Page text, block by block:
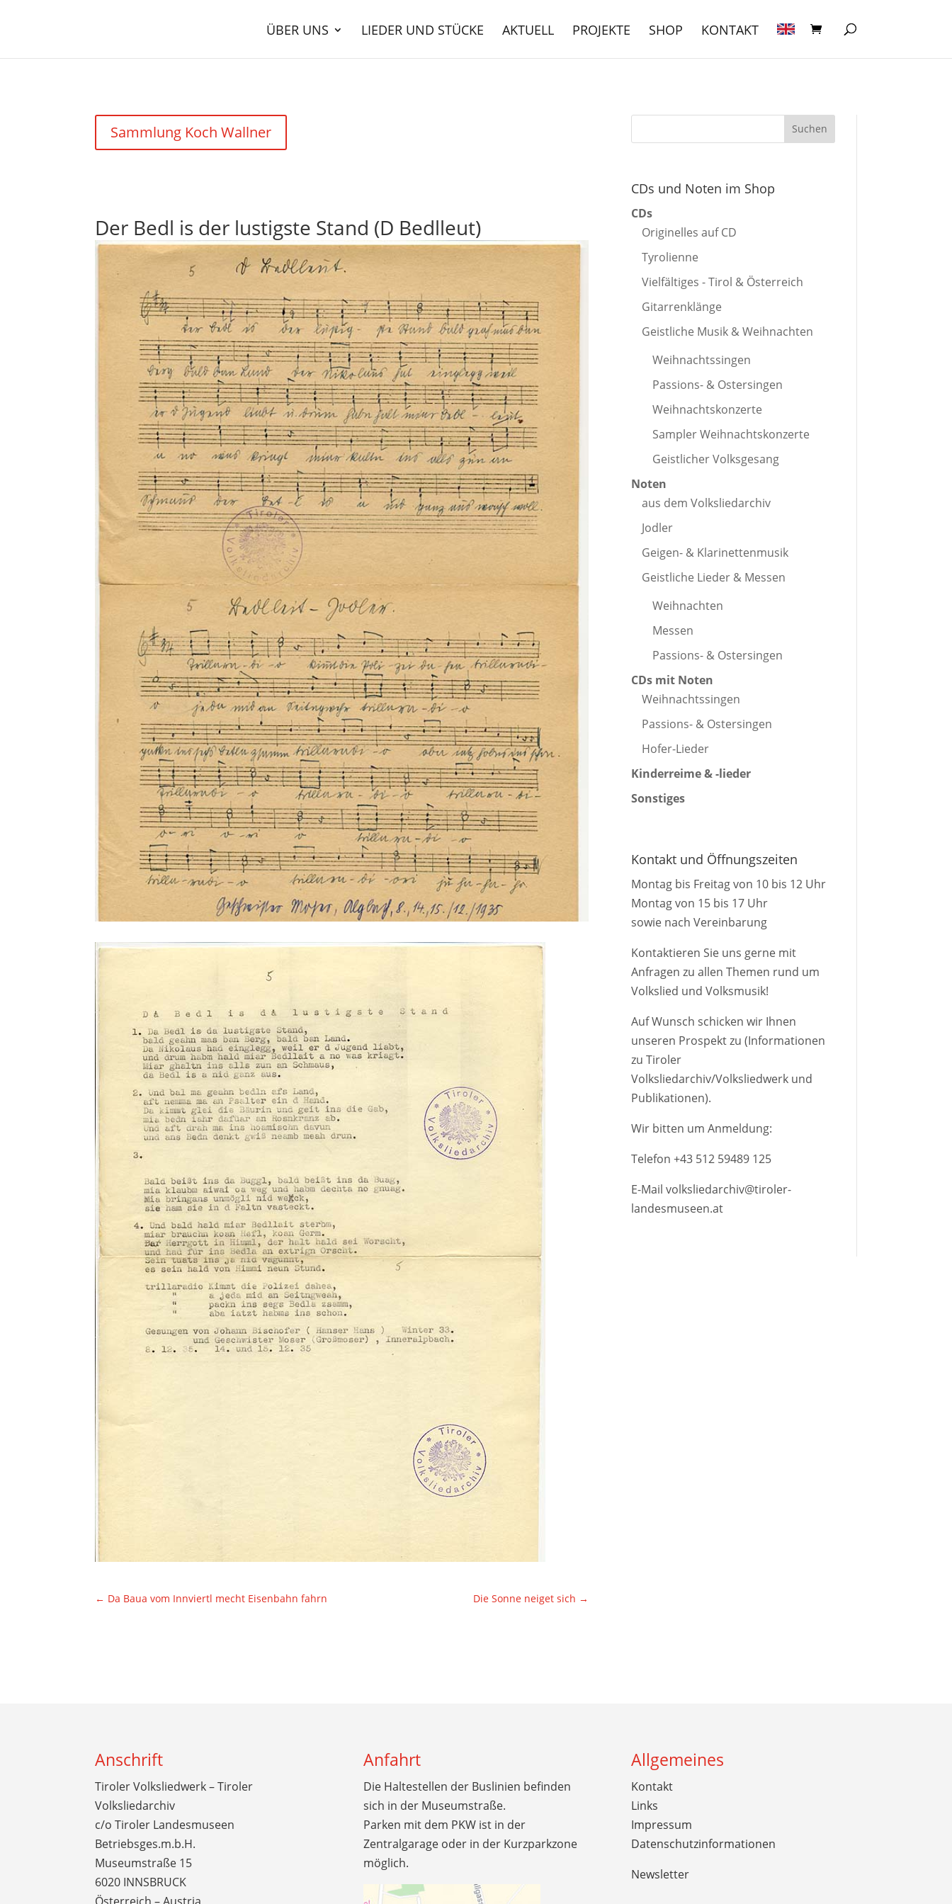
ÜBER UNS LIEDER UND STÜCKE AKTUELL PROJEKTE SHOP KONTAKT
Sammlung Koch Wallner
Der Bedl is der lustigste Stand (D Bedlleut)
← Da Baua vom Innviertl mecht Eisenbahn fahrn Die Sonne neiget sich →
CDs und Noten im Shop
CDs
Originelles auf CD
Tyrolienne
Vielfältiges - Tirol & Österreich
Gitarrenklänge
Geistliche Musik & Weihnachten
Weihnachtssingen
Passions- & Ostersingen
Weihnachtskonzerte
Sampler Weihnachtskonzerte
Geistlicher Volksgesang
Noten
aus dem Volksliedarchiv
Jodler
Geigen- & Klarinettenmusik
Geistliche Lieder & Messen
Weihnachten
Messen
Passions- & Ostersingen
CDs mit Noten
Weihnachtssingen
Passions- & Ostersingen
Hofer-Lieder
Kinderreime & -lieder
Sonstiges
Kontakt und Öffnungszeiten
Montag bis Freitag von 10 bis 12 Uhr
Montag von 15 bis 17 Uhr
sowie nach Vereinbarung
Kontaktieren Sie uns gerne mit
Anfragen zu allen Themen rund um
Volkslied und Volksmusik!
Auf Wunsch schicken wir Ihnen
unseren Prospekt zu (Informationen
zu Tiroler
Volksliedarchiv/Volksliedwerk und
Publikationen).
Wir bitten um Anmeldung:
Telefon +43 512 59489 125
E-Mail volksliedarchiv@tiroler-
landesmuseen.at
Anschrift
Tiroler Volksliedwerk – Tiroler
Volksliedarchiv
c/o Tiroler Landesmuseen
Betriebsges.m.b.H.
Museumstraße 15
6020 INNSBRUCK
Anfahrt
Die Haltestellen der Buslinien befinden
sich in der Museumstraße.
Parken mit dem PKW ist in der
Zentralgarage oder in der Kurzparkzone
möglich.
Allgemeines
Kontakt
Links
Impressum
Datenschutzinformationen
Newsletter